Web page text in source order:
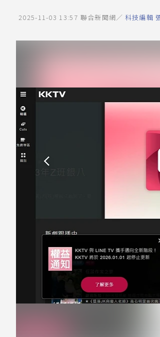
2025-11-03 13:57 聯合新聞網／ 科技編輯